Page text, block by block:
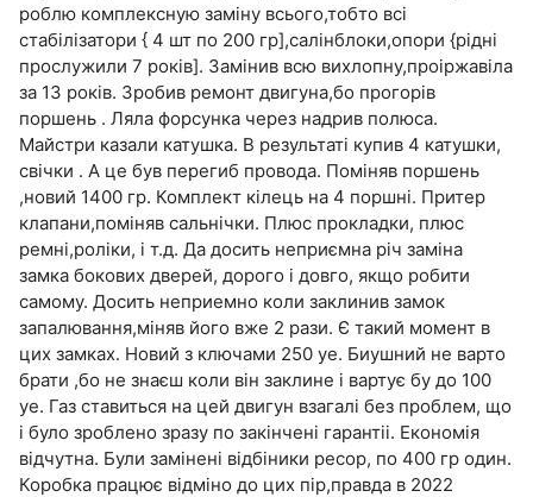
роблю комплексную замiну всього,тобто всi
стабiлiзатори { 4 шт по 200 гр],салiнблоки,опори {рiднi
прослужили 7 рокiв]. Замiнив всю вихлопну,проiржавiла
за 13 рокiв. Зробив ремонт двигуна,бо прогорiв
поршень . Ляла форсунка через надрив полюса.
Майстри казали катушка. В результатi купив 4 катушки,
свiчки . А це був перегиб провода. Помiняв поршень
,новий 1400 гр. Комплект кiлець на 4 поршнi. Притер
клапани,помiняв сальнiчки. Плюс прокладки, плюс
ремнi,ролiки, i т.д. Да досить неприємна рiч замiна
замка бокових дверей, дорого i довго, якщо робити
самому. Досить неприемно коли заклинив замок
запалювання,мiняв його вже 2 рази. Є такий момент в
цих замках. Новий з ключами 250 уе. Биушний не варто
брати ,бо не знаєш коли вiн заклине i вартує бу до 100
уе. Газ ставиться на цей двигун взагалi без проблем, що
i було зроблено зразу по закiнченi гарантii. Економiя
вiдчутна. Були замiненi вiдбiники ресор, по 400 гр один.
Коробка працює вiдмiно до цих пiр,правда в 2022